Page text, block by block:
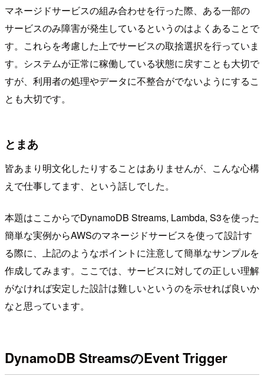
マネージドサービスの組み合わせを行った際、ある一部の
サービスのみ障害が発生しているというのはよくあることで
す。これらを考慮した上でサービスの取捨選択を行っていま
す。システムが正常に稼働している状態に戻すことも大切で
すが、利用者の処理やデータに不整合がでないようにするこ
とも大切です。
とまあ
皆あまり明文化したりすることはありませんが、こんな心構
えで仕事してます、という話しでした。
本題はここからでDynamoDB Streams, Lambda, S3を使った
簡単な実例からAWSのマネージドサービスを使って設計す
る際に、上記のようなポイントに注意して簡単なサンプルを
作成してみます。ここでは、サービスに対しての正しい理解
がなければ安定した設計は難しいというのを示せれば良いか
なと思っています。
DynamoDB StreamsのEvent Trigger